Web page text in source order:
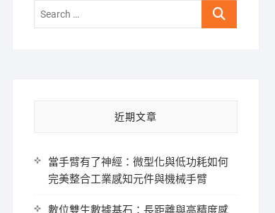
Search
近期文章
當手臂有了神經：微型化與低功耗如何
完美整合工業感知元件與機械手臂
數位雙生數據基石：長距離與高精度感